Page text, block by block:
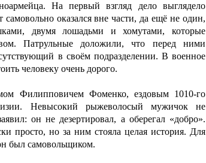
На первый взгляд дело выглядело
оказался вне части, да ещё не один,
двумя лошадьми и хомутами, которые
Патрульные доложили, что перед ними
в своём подразделении. В военное
человеку очень дорого.
Филипповичем Фоменко, ездовым 1010-го
Невысокий рыжеволосый мужичок не
он не дезертировал, а оберегал «добро».
просто, но за ним стояла целая история. Для
был самовольщиком.